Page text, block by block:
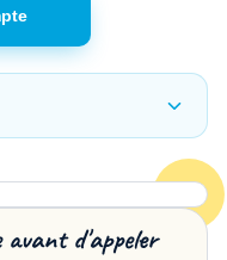
avant d'appeler